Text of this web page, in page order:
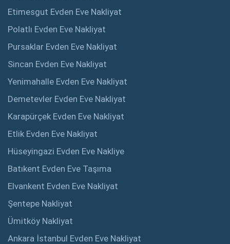
Etimesgut Evden Eve Nakliyat
Polatlı Evden Eve Nakliyat
Pursaklar Evden Eve Nakliyat
Sincan Evden Eve Nakliyat
Yenimahalle Evden Eve Nakliyat
Demetevler Evden Eve Nakliyat
Karapürçek Evden Eve Nakliyat
Etlik Evden Eve Nakliyat
Hüseyingazi Evden Eve Nakliye
Batıkent Evden Eve Taşıma
Elvankent Evden Eve Nakliyat
Şentepe Nakliyat
Ümitköy Nakliyat
Ankara İstanbul Evden Eve Nakliyat